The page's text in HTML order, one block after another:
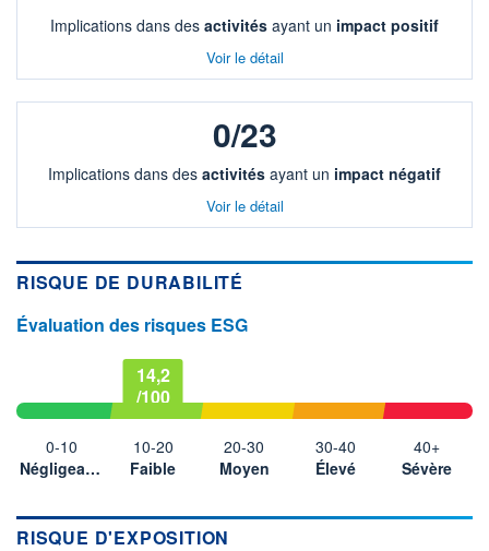
Implications dans des activités ayant un impact positif
Voir le détail
0/23
Implications dans des activités ayant un impact négatif
Voir le détail
RISQUE DE DURABILITÉ
Évaluation des risques ESG
0-10
Négligeable
14,2
/100
10-20
Faible
20-30
Moyen
30-40
Élevé
40+
Sévère
RISQUE D'EXPOSITION